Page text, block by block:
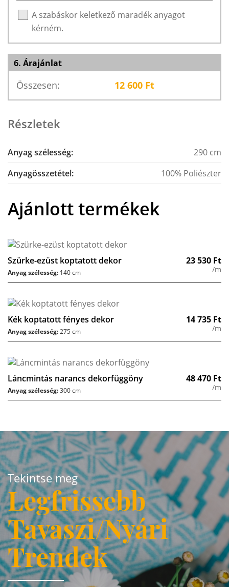
A szabáskor keletkező maradék anyagot
kérném.
6. Árajánlat
Összesen: 12 600 Ft
Részletek
Anyag szélesség:
290 cm
Anyagösszetétel:
100% Poliészter
Ajánlott termékek
Szürke-ezüst koptatott dekor 23 530 Ft
/m
Anyag szélesség: 140 cm
Kék koptatott fényes dekor 14 735 Ft
/m
Anyag szélesség:275 cm
Láncmintás narancs dekorfüggöny 48 470 Ft
/m
Anyag szélesség:300 cm
Tekintse meg
Legfrissebb
Tavaszi/Nyári
Trendek